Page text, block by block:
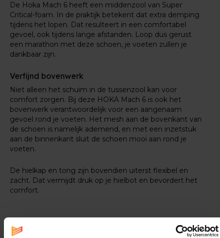
De Hoka Mach 6 heeft een middenzool van Super
Critical-foam. In de praktijk betekent dat extra demping
tijdens het lopen. Dat resulteert in een comfortabel
gevoel, ook tijdens lange afstanden. Loop dus gerust
een marathon met deze schoen, je voeten zullen je
dankbaar zijn.
Verfijnd bovenwerk
Niet alleen het schuim in de tussenzool kan voor
comfort zorgen. Bij deze HOKA Mach 6 is ook het
bovenwerk verantwoordelijk voor een aangenaam
gevoel rond je voeten. Het mesh aan de bovenkant van
de schoen is namelijk ademend, en met een inzetstuk
aan de binnenkant sluit de schoen mooi aan rond je
voeten.
De hielkap en tong zijn bovendien uiterst flexibel en
zacht. Dat vermijdt druk op je hielbot en bevordert het
comfort.
Specificaties